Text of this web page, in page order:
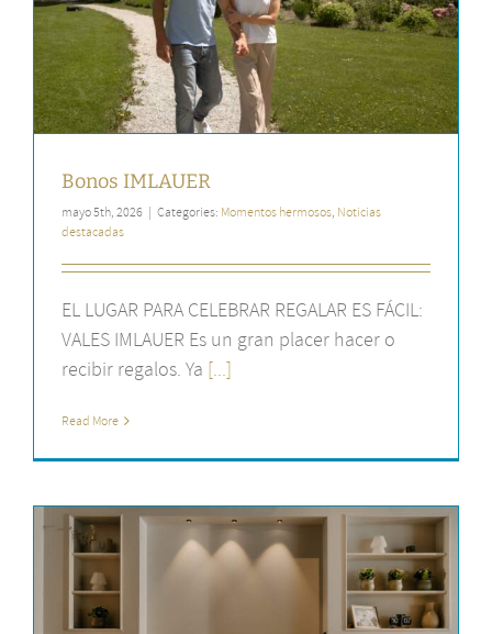
Bonos IMLAUER
mayo 5th, 2026 | Categories: Momentos hermosos, Noticias
destacadas
EL LUGAR PARA CELEBRAR REGALAR ES FÁCIL:
VALES IMLAUER Es un gran placer hacer o
recibir regalos. Ya [...]
Read More